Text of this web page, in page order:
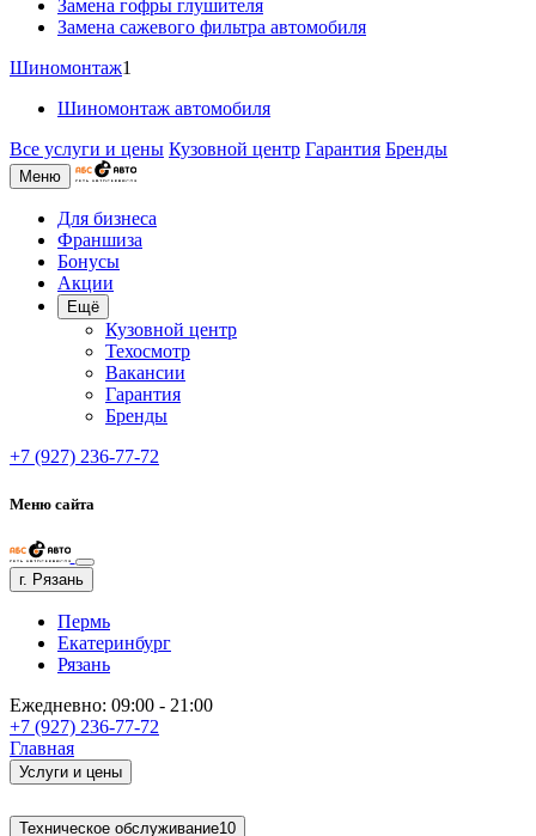
Замена гофры глушителя
Замена сажевого фильтра автомобиля
Шиномонтаж1
Шиномонтаж автомобиля
Все услуги и цены Кузовной центр Гарантия Бренды
Меню
Для бизнеса
Франшиза
Бонусы
Акции
Ещё
Кузовной центр
Техосмотр
Вакансии
Гарантия
Бренды
+7 (927) 236-77-72
Меню сайта
г. Рязань
Пермь
Екатеринбург
Рязань
Ежедневно: 09:00 - 21:00
+7 (927) 236-77-72
Главная
Услуги и цены
Техническое обслуживание10